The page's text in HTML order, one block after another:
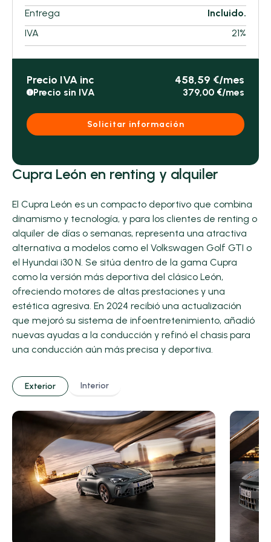
Entrega
Incluido.
IVA
21%
Precio IVA inc 458,59 €/mes
i Precio sin IVA 379,00 €/mes
Solicitar información
Cupra León en renting y alquiler
El Cupra León es un compacto deportivo que combina
dinamismo y tecnología, y para los clientes de renting o
alquiler de días o semanas, representa una atractiva
alternativa a modelos como el Volkswagen Golf GTI o
el Hyundai i30 N. Se sitúa dentro de la gama Cupra
como la versión más deportiva del clásico León,
ofreciendo motores de altas prestaciones y una
estética agresiva. En 2024 recibió una actualización
que mejoró su sistema de infoentretenimiento, añadió
nuevas ayudas a la conducción y refinó el chasis para
una conducción aún más precisa y deportiva.
Exterior Interior